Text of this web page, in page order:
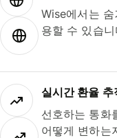
Wise에서는
용할 수 있습니
실시간 환율 추
선호하는 통화
어떻게 변하는